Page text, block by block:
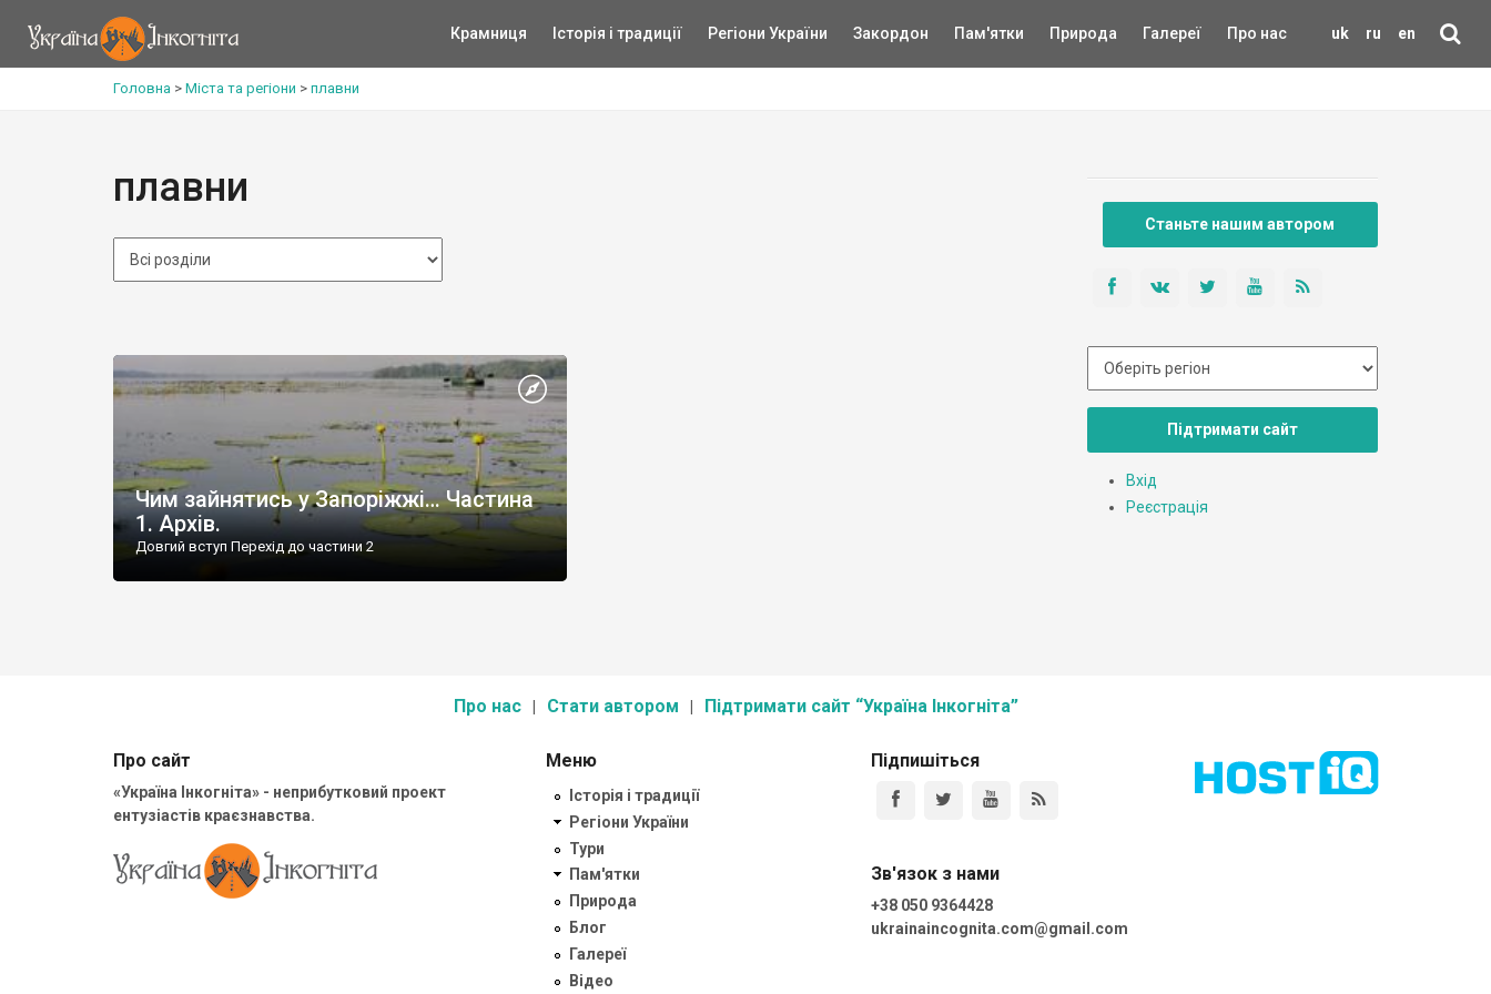
uk ru en
Крамниця Історія і традиції Регіони України Закордон Пам'ятки Природа Галереї Про нас
Головна > Міста та регіони > плавни
плавни
Чим зайнятись у Запоріжжі… Частина
1. Архів.
Довгий вступ Перехід до частини 2
Станьте нашим автором
Підтримати сайт
Вхід
Реєстрація
Про нас Стати автором Підтримати сайт “Україна Інкогніта”
Про сайт
«Україна Інкогніта» - неприбутковий проект
ентузіастів краєзнавства.
Меню
Історія і традиції
Регіони України
Тури
Пам'ятки
Природа
Блог
Галереї
Відео
Підпишіться
Зв'язок з нами
+38 050 9364428
ukrainaincognita.com@gmail.com